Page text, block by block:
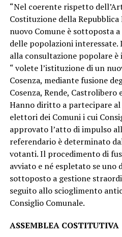
“Nel coerente rispetto
Costituzione della
nuovo Comune è sottoposta
delle popolazioni
alla consultazione popolare è
“ volete l’istituzione di un
Cosenza, mediante fusione
Cosenza, Rende,
Hanno diritto a partecipare
elettori dei Comuni i cui
approvato l’atto di impulso
referendario è determinato
votanti. Il procedimento di
avviato e né espletato se uno
sottoposto a gestione
seguito allo scioglimento
Consiglio Comunale.
ASSEMBLEA COSTITUTIVA